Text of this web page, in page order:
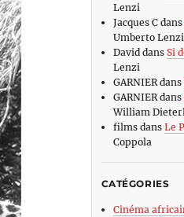
Lenzi
Jacques Cdans
Umberto Lenzi
David dans Si
Lenzi
GARNIERdans
GARNIERdans
William
filmsdans Le
Coppola
CATÉGORIES
Cinéma